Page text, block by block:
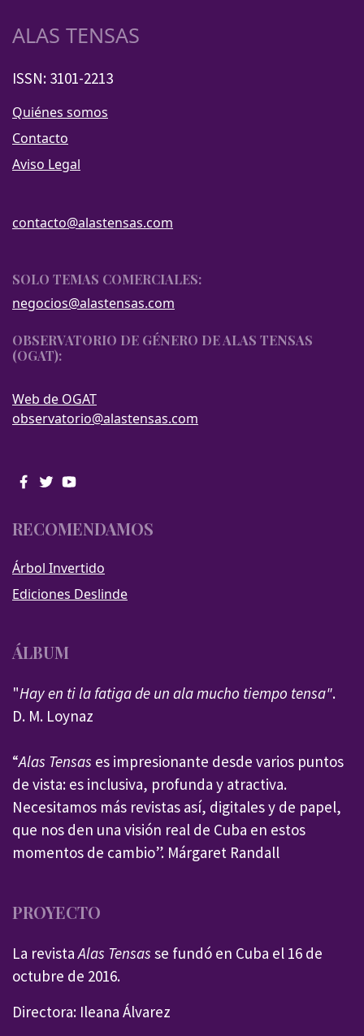
ALAS TENSAS
ISSN: 3101-2213
Quiénes somos
Contacto
Aviso Legal
contacto@alastensas.com
SOLO TEMAS COMERCIALES:
negocios@alastensas.com
OBSERVATORIO DE GÉNERO DE ALAS TENSAS
(OGAT):
Web de OGAT
observatorio@alastensas.com
RECOMENDAMOS
Árbol Invertido
Ediciones Deslinde
ÁLBUM
"Hay en ti la fatiga de un ala mucho tiempo tensa".
D. M. Loynaz
“Alas Tensas es impresionante desde varios puntos
de vista: es inclusiva, profunda y atractiva.
Necesitamos más revistas así, digitales y de papel,
que nos den una visión real de Cuba en estos
momentos de cambio”. Márgaret Randall
PROYECTO
La revistaAlas Tensas se fundó en Cuba el 16 de
octubre de 2016.
Directora: Ileana Álvarez